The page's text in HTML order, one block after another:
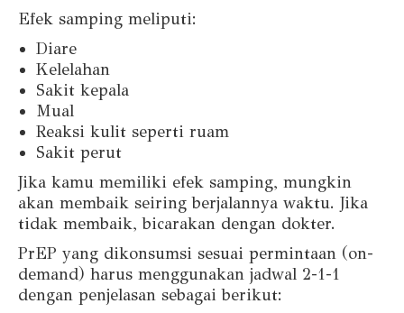
Efek samping meliputi:
Diare
Kelelahan
Sakit kepala
Mual
Reaksi kulit seperti ruam
Sakit perut
Jika kamu memiliki efek samping, mungkin
akan membaik seiring berjalannya waktu. Jika
tidak membaik, bicarakan dengan dokter.
PrEP yang dikonsumsi sesuai permintaan (on-
demand) harus menggunakan jadwal 2-1-1
dengan penjelasan sebagai berikut: